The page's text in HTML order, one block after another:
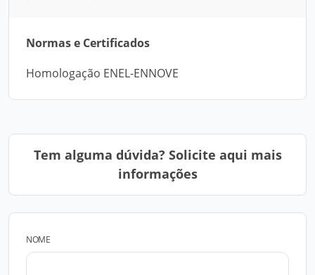
Normas e Certificados
Homologação ENEL-ENNOVE
Tem alguma dúvida? Solicite aqui mais
informações
NOME